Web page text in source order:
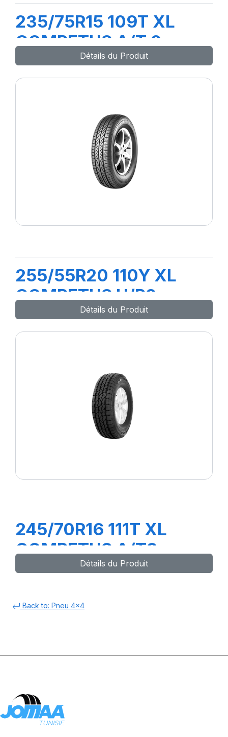
235/75R15 109T XL
COMPETUS A/T 2
Détails du Produit
255/55R20 110Y XL
COMPETUS H/P2
Détails du Produit
245/70R16 111T XL
COMPETUS A/T3
Détails du Produit
Back to: Pneu 4x4